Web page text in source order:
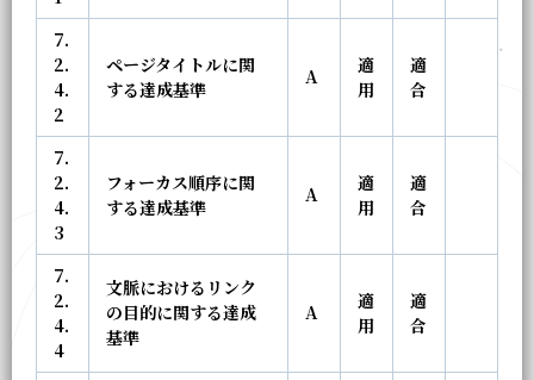
7.
2.
4.
2
ページタイトルに関
する達成基準
A
適
用
適
合
7.
2.
4.
3
フォーカス順序に関
する達成基準
A
適
用
適
合
7.
2.
4.
4
文脈におけるリンク
の目的に関する達成
基準
A
適
用
適
合